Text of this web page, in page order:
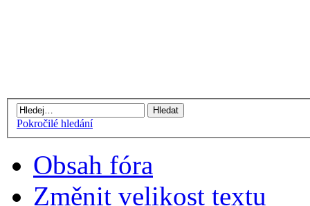
Pokročilé hledání
Obsah fóra
Změnit velikost textu